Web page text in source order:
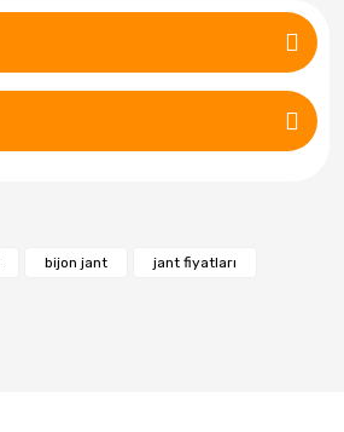
bijon jant jant fiyatları